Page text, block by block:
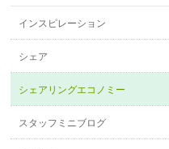
インスピレーション
シェア
シェアリングエコノミー
スタッフミニブログ